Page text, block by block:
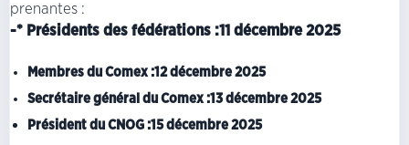
prenantes :
-* Présidents des fédérations :11 décembre 2025
Membres du Comex :12 décembre 2025
Secrétaire général du Comex :13 décembre 2025
Président du CNOG :15 décembre 2025